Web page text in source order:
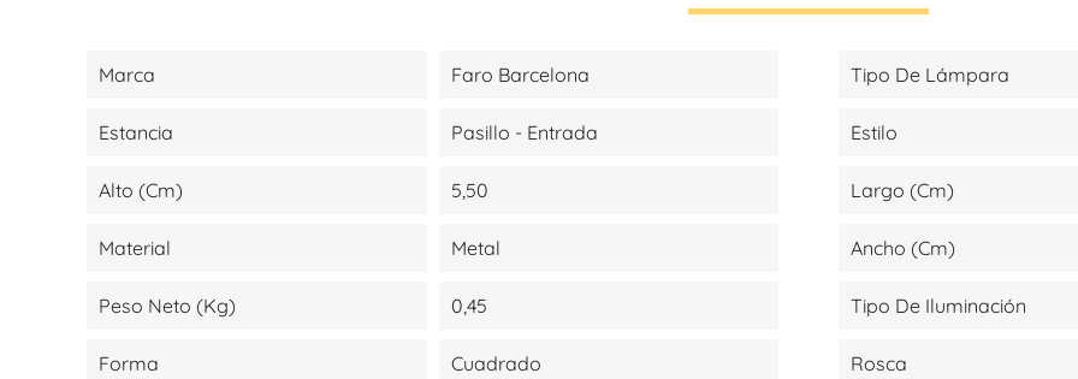
Marca Faro Barcelona Tipo De Lámpara
Estancia Pasillo - Entrada Estilo
Alto (cm) 5,50 Largo (cm)
Material Metal Ancho (cm)
Peso Neto (kg) 0,45 Tipo De Iluminación
Forma Cuadrado Rosca